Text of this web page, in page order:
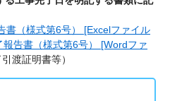
書（様式第6号） [Excelファイル
報告書（様式第6号） [Wordファ
渡証明書等）